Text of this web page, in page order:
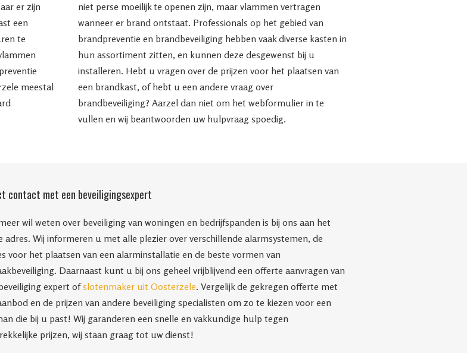
er zijn
een
te
meestal
niet perse moeilijk te openen zijn, maar vlammen vertragen
wanneer er brand ontstaat. Professionals op het gebied van
brandpreventie en brandbeveiliging hebben vaak diverse kasten in
hun assortiment zitten, en kunnen deze desgewenst bij u
installeren. Hebt u vragen over de prijzen voor het plaatsen van
een brandkast, of hebt u een andere vraag over
brandbeveiliging? Aarzel dan niet om het webformulier in te
vullen en wij beantwoorden uw hulpvraag spoedig.
contact met een beveiligingsexpert
wil weten over beveiliging van woningen en bedrijfspanden is bij ons aan het
adres. Wij informeren u met alle plezier over verschillende alarmsystemen, de
voor het plaatsen van een alarminstallatie en de beste vormen van
Daarnaast kunt u bij ons geheel vrijblijvend een offerte aanvragen van
expert ofslotenmaker uit Oosterzele. Vergelijk de gekregen offerte met
en de prijzen van andere beveiliging specialisten om zo te kiezen voor een
die bij u past! Wij garanderen een snelle en vakkundige hulp tegen
prijzen, wij staan graag tot uw dienst!